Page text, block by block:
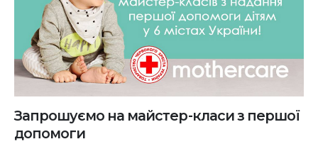
Запрошуємо на майстер-класи з першої
допомоги